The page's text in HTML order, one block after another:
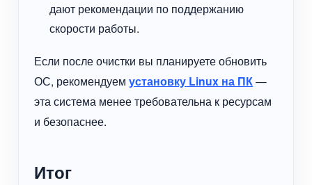
дают рекомендации по поддержанию
скорости работы.
Если после очистки вы планируете обновить
ОС, рекомендуемустановку Linux на ПК—
эта система менее требовательна к ресурсам
и безопаснее.
Итог